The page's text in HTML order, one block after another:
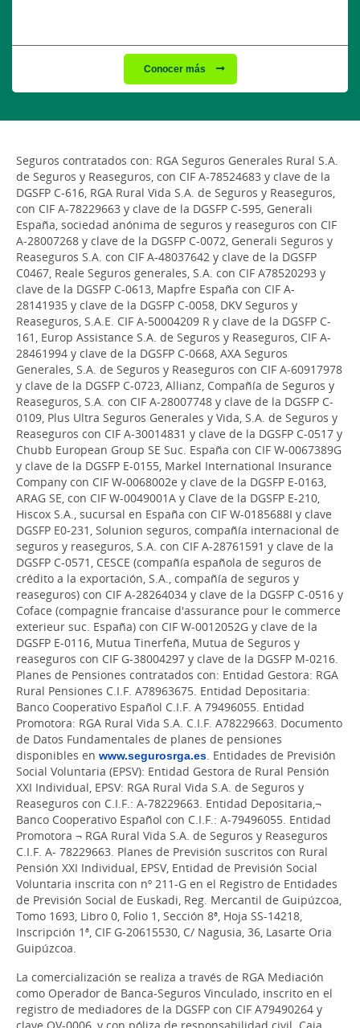
Conocer más
Seguros contratados con: RGA Seguros Generales Rural S.A.
de Seguros y Reaseguros, con CIF A-78524683 y clave de la
DGSFP C-616, RGA Rural Vida S.A. de Seguros y Reaseguros,
con CIF A-78229663 y clave de la DGSFP C-595, Generali
España, sociedad anónima de seguros y reaseguros con CIF
A-28007268 y clave de la DGSFP C-0072, Generali Seguros y
Reaseguros S.A. con CIF A-48037642 y clave de la DGSFP
C0467, Reale Seguros generales, S.A. con CIF A78520293 y
clave de la DGSFP C-0613, Mapfre España con CIF A-
28141935 y clave de la DGSFP C-0058, DKV Seguros y
Reaseguros, S.A.E. CIF A-50004209 R y clave de la DGSFP C-
161, Europ Assistance S.A. de Seguros y Reaseguros, CIF A-
28461994 y clave de la DGSFP C-0668, AXA Seguros
Generales, S.A. de Seguros y Reaseguros con CIF A-60917978
y clave de la DGSFP C-0723, Allianz, Compañía de Seguros y
Reaseguros, S.A. con CIF A-28007748 y clave de la DGSFP C-
0109, Plus Ultra Seguros Generales y Vida, S.A. de Seguros y
Reaseguros con CIF A-30014831 y clave de la DGSFP C-0517 y
Chubb European Group SE Suc. España con CIF W-0067389G
y clave de la DGSFP E-0155, Markel International Insurance
Company con CIF W-0068002e y clave de la DGSFP E-0163,
ARAG SE, con CIF W-0049001A y Clave de la DGSFP E-210,
Hiscox S.A., sucursal en España con CIF W-0185688I y clave
DGSFP E0-231, Solunion seguros, compañía internacional de
seguros y reaseguros, S.A. con CIF A-28761591 y clave de la
DGSFP C-0571, CESCE (compañía española de seguros de
crédito a la exportación, S.A., compañía de seguros y
reaseguros) con CIF A-28264034 y clave de la DGSFP C-0516 y
Coface (compagnie francaise d'assurance pour le commerce
exterieur suc. España) con CIF W-0012052G y clave de la
DGSFP E-0116, Mutua Tinerfeña, Mutua de Seguros y
reaseguros con CIF G-38004297 y clave de la DGSFP M-0216.
Planes de Pensiones contratados con: Entidad Gestora: RGA
Rural Pensiones C.I.F. A78963675. Entidad Depositaria:
Banco Cooperativo Español C.I.F. A 79496055. Entidad
Promotora: RGA Rural Vida S.A. C.I.F. A78229663. Documento
de Datos Fundamentales de planes de pensiones
disponibles en www.segurosrga.es . Entidades de Previsión
Social Voluntaria (EPSV): Entidad Gestora de Rural Pensión
XXI Individual, EPSV: RGA Rural Vida S.A. de Seguros y
Reaseguros con C.I.F.: A-78229663. Entidad Depositaria,¬
Banco Cooperativo Español con C.I.F.: A-79496055. Entidad
Promotora ¬ RGA Rural Vida S.A. de Seguros y Reaseguros
C.I.F. A- 78229663. Planes de Previsión suscritos con Rural
Pensión XXI Individual, EPSV, Entidad de Previsión Social
Voluntaria inscrita con nº 211-G en el Registro de Entidades
de Previsión Social de Euskadi, Reg. Mercantil de Guipúzcoa,
Tomo 1693, Libro 0, Folio 1, Sección 8ª, Hoja SS-14218,
Inscripción 1ª, CIF G-20615530, C/ Nagusia, 36, Lasarte Oria
Guipúzcoa.
La comercialización se realiza a través de RGA Mediación
como Operador de Banca-Seguros Vinculado, inscrito en el
registro de mediadores de la DGSFP con CIF A79490264 y
clave OV-0006, y con póliza de responsabilidad civil. Caja